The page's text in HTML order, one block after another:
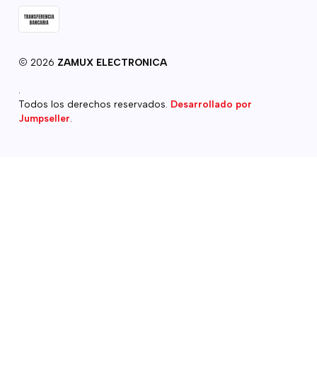
2026 ZAMUX ELECTRONICA
Todos los derechos reservados. Desarrollado por
Jumpseller